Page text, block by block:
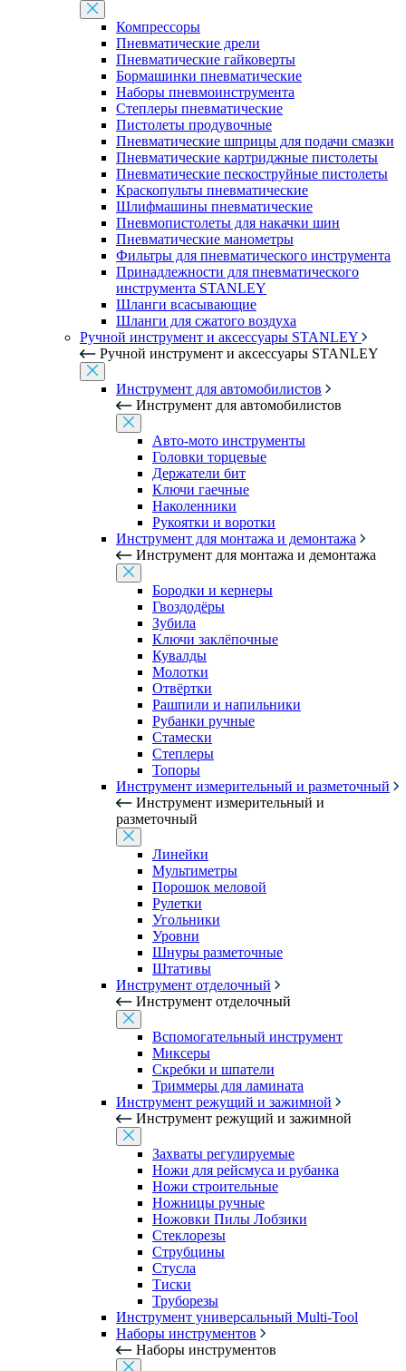
Компрессоры
Пневматические дрели
Пневматические гайковерты
Бормашинки пневматические
Наборы пневмоинструмента
Степлеры пневматические
Пистолеты продувочные
Пневматические шприцы для подачи смазки
Пневматические картриджные пистолеты
Пневматические пескоструйные пистолеты
Краскопульты пневматические
Шлифмашины пневматические
Пневмопистолеты для накачки шин
Пневматические манометры
Фильтры для пневматического инструмента
Принадлежности для пневматического
инструмента STANLEY
Шланги всасывающие
Шланги для сжатого воздуха
Ручной инструмент и аксессуары STANLEY
Ручной инструмент и аксессуары STANLEY
Инструмент для автомобилистов
Инструмент для автомобилистов
Авто-мото инструменты
Головки торцевые
Держатели бит
Ключи гаечные
Наколенники
Рукоятки и воротки
Инструмент для монтажа и демонтажа
Инструмент для монтажа и демонтажа
Бородки и кернеры
Гвоздодёры
Зубила
Ключи заклёпочные
Кувалды
Молотки
Отвёртки
Рашпили и напильники
Рубанки ручные
Стамески
Степлеры
Топоры
Инструмент измерительный и разметочный
Инструмент измерительный и
разметочный
Линейки
Мультиметры
Порошок меловой
Рулетки
Угольники
Уровни
Шнуры разметочные
Штативы
Инструмент отделочный
Инструмент отделочный
Вспомогательный инструмент
Миксеры
Скребки и шпатели
Триммеры для ламината
Инструмент режущий и зажимной
Инструмент режущий и зажимной
Захваты регулируемые
Ножи для рейсмуса и рубанка
Ножи строительные
Ножницы ручные
Ножовки Пилы Лобзики
Стеклорезы
Струбцины
Стусла
Тиски
Труборезы
Инструмент универсальный Multi-Tool
Наборы инструментов
Наборы инструментов